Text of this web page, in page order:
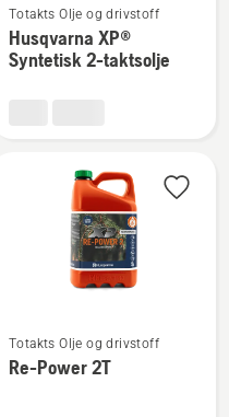
flere
detaljer
om
Totakts Olje og drivstoff
Husqvarna XP®
Syntetisk 2-taktsolje
flere
detaljer
Totakts Olje og drivstoff
Re-Power 2T